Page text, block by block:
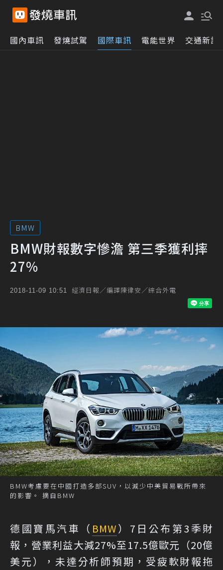
國內車訊 發燒試駕 國際車訊 電能世界 交通新訊
BMW
BMW財報數字慘澹 第三季獲利摔
27%
2018-11-09 10:51 經濟日報／編譯陳律安／綜合外電
BMW考慮要在中國打造多部SUV，以減少中美貿易戰所帶來
的影響。 摘自BMW
德國寶馬汽車（ BMW）7日公布第3季財
報，營業利益大減27%至17.5億歐元（20億
美元），未達分析師預期，受疲軟財報拖